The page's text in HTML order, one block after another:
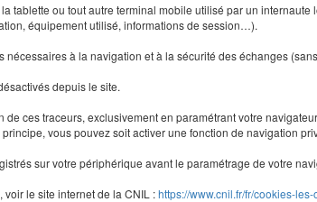
tablette ou tout autre terminal mobile utilisé par un
équipement utilisé, informations de session…).
à la navigation et à la sécurité des échanges
depuis le site.
ces traceurs, exclusivement en paramétrant votre
vous pouvez soit activer une fonction de navigation
sur votre périphérique avant le paramétrage de votre
voir le site internet de la CNIL :https://www.cnil.fr/fr/cookies-